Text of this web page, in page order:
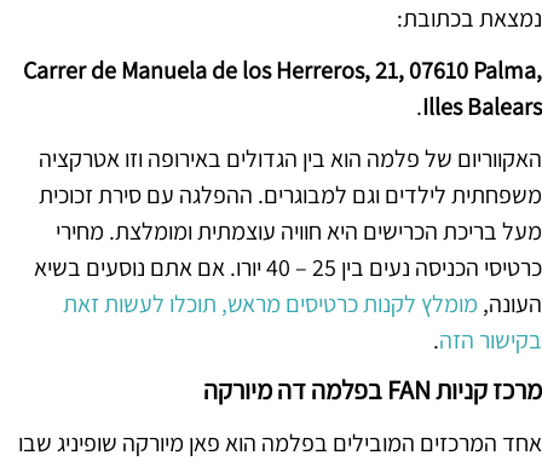
נמצאת בכתובת:
Carrer de Manuela de los Herreros, 21, 07610 Palma,
Illes Balears
.
האקווריום של פלמה הוא בין הגדולים באירופה וזו אטרקציה
משפחתית לילדים וגם למבוגרים. ההפלגה עם סירת זכוכית
מעל בריכת הכרישים היא חוויה עוצמתית ומומלצת. מחירי
כרטיסי הכניסה נעים בין 25 – 40 יורו. אם אתם נוסעים בשיא
העונה, מומלץ לקנות כרטיסים מראש, תוכלו לעשות זאת
בקישור הזה.
מרכז קניות FAN בפלמה דה מיורקה
אחד המרכזים המובילים בפלמה הוא פאן מיורקה שופיניג שבו